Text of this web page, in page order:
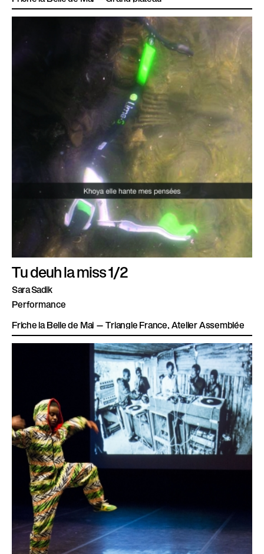
Tu deuh la miss 1/2
Sara Sadik
Performance
Friche la Belle de Mai — Triangle France, Atelier Assemblée